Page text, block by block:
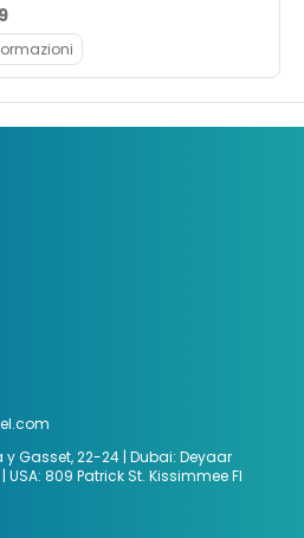
Gasset, 22-24 | Dubai: Deyaar
USA: 809 Patrick St. Kissimmee Fl